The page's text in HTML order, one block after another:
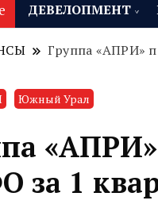
ДЕВЕЛОПМЕНТ
Группа «АПРИ»
Южный Урал
за 1